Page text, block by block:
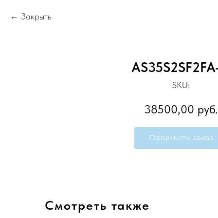
Закрыть
SKU:
38500,00 руб.
Оформить заказ
Смотреть также